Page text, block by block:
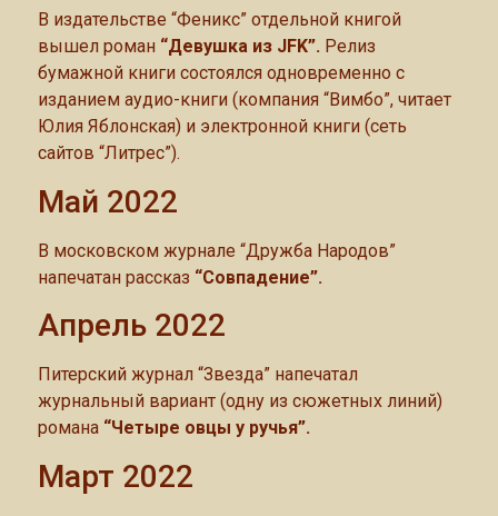
В издательстве “Феникс” отдельной книгой
вышел роман “Девушка из JFK”. Релиз
бумажной книги состоялся одновременно с
изданием аудио-книги (компания “Вимбо”, читает
Юлия Яблонская) и электронной книги (сеть
сайтов “Литрес”).
Май 2022
В московском журнале “Дружба Народов”
напечатан рассказ “Совпадение”.
Апрель 2022
Питерский журнал “Звезда” напечатал
журнальный вариант (одну из сюжетных линий)
романа “Четыре овцы у ручья”.
Март 2022